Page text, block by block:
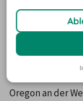
Die Preise
nächsten 12
Oregon an der